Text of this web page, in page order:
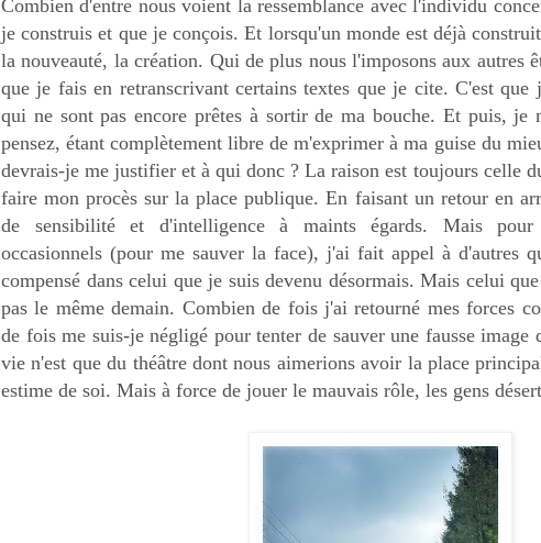
Combien d'entre nous voient la ressemblance avec l'individu
je construis et que je conçois. Et lorsqu'un monde est déjà
la nouveauté, la création. Qui de plus nous l'imposons aux autres
que je fais en retranscrivant certains textes que je cite. C'est que
qui ne sont pas encore prêtes à sortir de ma bouche. Et puis, je
pensez, étant complètement libre de m'exprimer à ma guise du
devrais-je me justifier et à qui donc ? La raison est toujours celle
faire mon procès sur la place publique. En faisant un retour en
de sensibilité et d'intelligence à maints égards. Mais pour
occasionnels (pour me sauver la face), j'ai fait appel à d'autres
compensé dans celui que je suis devenu désormais. Mais celui
pas le même demain. Combien de fois j'ai retourné mes forces
de fois me suis-je négligé pour tenter de sauver une fausse image
vie n'est que du théâtre dont nous aimerions avoir la place
estime de soi. Mais à force de jouer le mauvais rôle, les gens